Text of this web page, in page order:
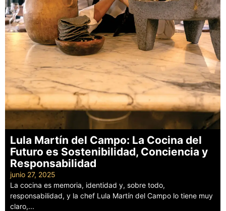
Lula Martín del Campo: La Cocina del
Futuro es Sostenibilidad, Conciencia y
Responsabilidad
junio 27, 2025
La cocina es memoria, identidad y, sobre todo,
responsabilidad, y la chef Lula Martín del Campo lo tiene muy
claro,...